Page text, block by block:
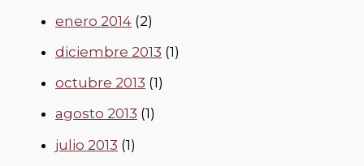
enero 2014 (2)
diciembre 2013 (1)
octubre 2013 (1)
agosto 2013 (1)
julio 2013 (1)